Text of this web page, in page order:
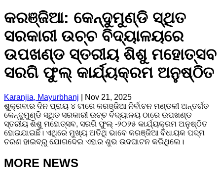
କରଞ୍ଜିଆ: କେନ୍ଦୁମୁଣ୍ଡି ସ୍ଥିତ
ସରକାରୀ ଉଚ୍ଚ ବିଦ୍ୟାଳୟରେ
ଉପଖଣ୍ଡ ସ୍ତରୀୟ ଶିଶୁ ମହୋତ୍ସବ
ସରଗି ଫୁଲ୍ କାର୍ଯ୍ୟକ୍ରମ ଅନୁଷ୍ଠିତ
Karanjia, Mayurbhanj
Nov 21, 2025
ଶୁକ୍ରବାର ଦିନ ପ୍ରାୟ ୪ ଟାରେ କରଞ୍ଜିଆ ନିର୍ବାଚନ ମଣ୍ଡଳୀ ଅନ୍ତର୍ଗତ
କେନ୍ଦୁମୁଣ୍ଡି ସ୍ଥିତ ସରକାରୀ ଉଚ୍ଚ ବିଦ୍ୟାଳୟ ଠାରେ ଉପଖଣ୍ଡ
ସ୍ତରୀୟ ଶିଶୁ ମହୋତ୍ସବ, ସରଗି ଫୁଲ୍ -୨୦୨୫ କାର୍ଯ୍ୟକ୍ରମ ଅନୁଷ୍ଠିତ
ହୋଇଯାଇଛି। ଏଥିରେ ମୁଖ୍ୟ ଅତିଥି ଭାବେ କରଞ୍ଜିଆ ବିଧାୟକ ପଦ୍ମ
ଚରଣ ହାଇବ୍ରୁ ଯୋଗଦେଇ ଏହାର ଶୁଭ ଉଦଘାଟନ କରିଥିଲେ।
MORE NEWS